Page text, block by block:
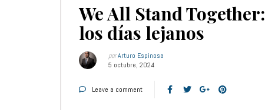
We All Stand Together:
los días lejanos
porArturo Espinosa
5 octubre, 2024
Leave a comment